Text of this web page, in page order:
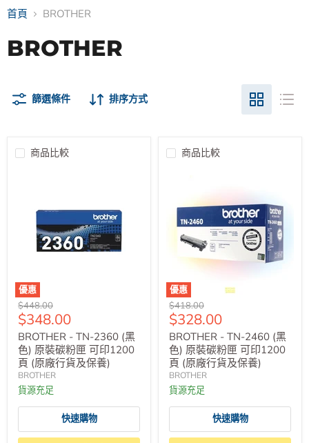
首頁 BROTHER
BROTHER
篩選條件 排序方式
商品比較
優惠
原
價
$448.00
售
價
$348.00
BROTHER - TN-2360 (黑
色) 原裝碳粉匣 可印1200
頁 (原廠行貨及保養)
BROTHER
貨源充足
快速購物
商品比較
優惠
原
價
$418.00
售
價
$328.00
BROTHER - TN-2460 (黑
色) 原裝碳粉匣 可印1200
頁 (原廠行貨及保養)
BROTHER
貨源充足
快速購物